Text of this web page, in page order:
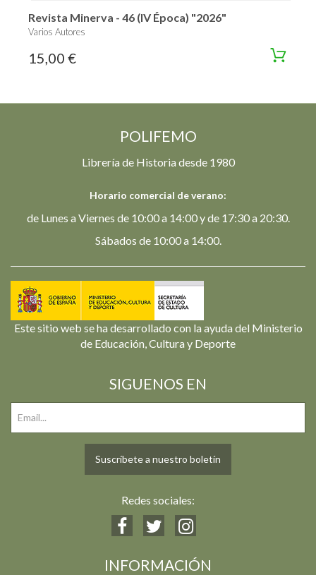
Revista Minerva - 46 (IV Época) "2026"
Varios Autores
15,00 €
POLIFEMO
Librería de Historia desde 1980
Horario comercial de verano:
de Lunes a Viernes de 10:00 a 14:00 y de 17:30 a 20:30.
Sábados de 10:00 a 14:00.
Este sitio web se ha desarrollado con la ayuda del Ministerio
de Educación, Cultura y Deporte
SIGUENOS EN
Suscríbete a nuestro boletín
Redes sociales:
INFORMACIÓN